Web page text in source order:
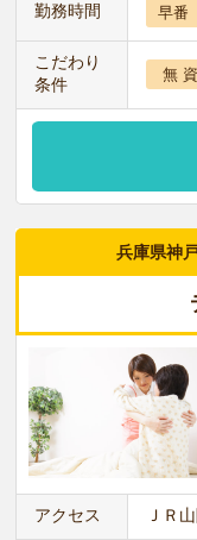
勤務時間 早番
こだわり
条件
無
兵庫県神
アクセス ＪＲ